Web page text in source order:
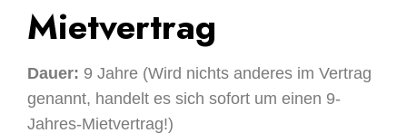
Mietvertrag
Dauer: 9 Jahre (Wird nichts anderes im Vertrag
genannt, handelt es sich sofort um einen 9-
Jahres-Mietvertrag!)